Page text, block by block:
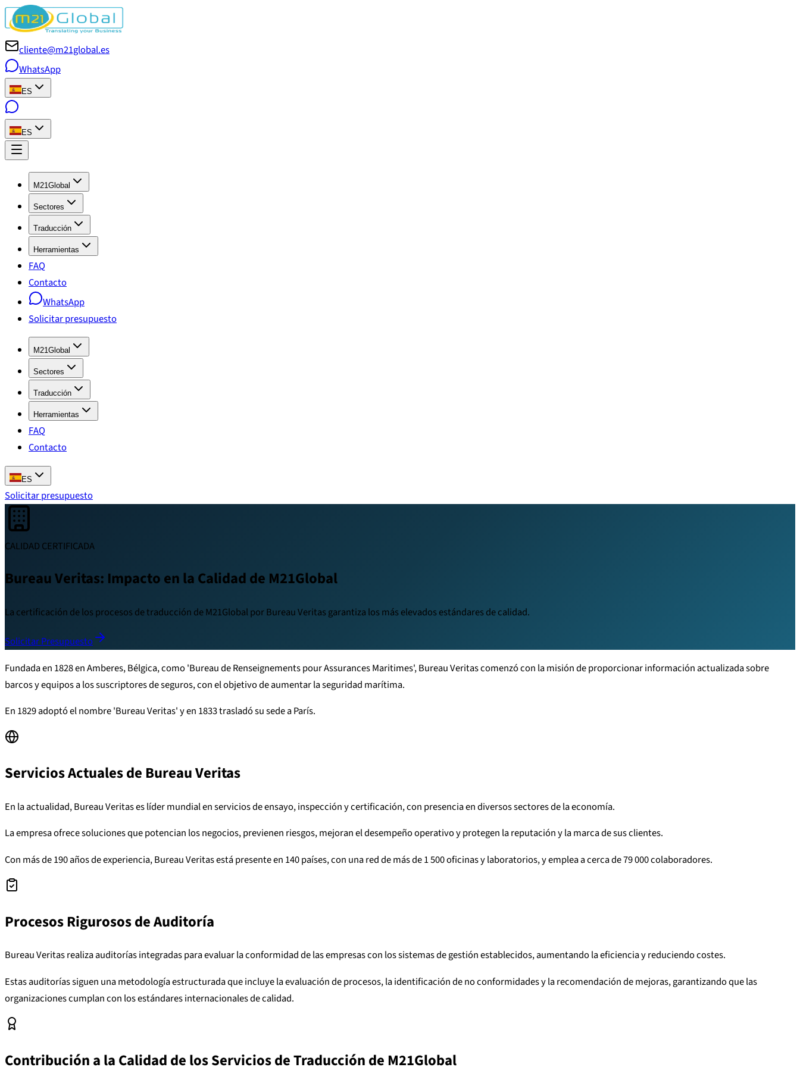
cliente@m21global.es
WhatsApp
ES
ES
M21Global
Sectores
Traducción
Herramientas
FAQ
Contacto
WhatsApp
Solicitar presupuesto
M21Global
Sectores
Traducción
Herramientas
FAQ
Contacto
ES
Solicitar presupuesto
CALIDAD CERTIFICADA
Bureau Veritas: Impacto en la Calidad de M21Global
La certificación de los procesos de traducción de M21Global por Bureau Veritas garantiza los más elevados estándares de calidad.
Solicitar Presupuesto
Fundada en 1828 en Amberes, Bélgica, como 'Bureau de Renseignements pour Assurances Maritimes', Bureau Veritas comenzó con la misión de proporcionar información actualizada sobre
barcos y equipos a los suscriptores de seguros, con el objetivo de aumentar la seguridad marítima.
En 1829 adoptó el nombre 'Bureau Veritas' y en 1833 trasladó su sede a París.
Servicios Actuales de Bureau Veritas
En la actualidad, Bureau Veritas es líder mundial en servicios de ensayo, inspección y certificación, con presencia en diversos sectores de la economía.
La empresa ofrece soluciones que potencian los negocios, previenen riesgos, mejoran el desempeño operativo y protegen la reputación y la marca de sus clientes.
Con más de 190 años de experiencia, Bureau Veritas está presente en 140 países, con una red de más de 1 500 oficinas y laboratorios, y emplea a cerca de 79 000 colaboradores.
Procesos Rigurosos de Auditoría
Bureau Veritas realiza auditorías integradas para evaluar la conformidad de las empresas con los sistemas de gestión establecidos, aumentando la eficiencia y reduciendo costes.
Estas auditorías siguen una metodología estructurada que incluye la evaluación de procesos, la identificación de no conformidades y la recomendación de mejoras, garantizando que las
organizaciones cumplan con los estándares internacionales de calidad.
Contribución a la Calidad de los Servicios de Traducción de M21Global